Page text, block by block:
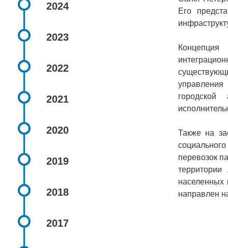
2024
2023
2022
2021
2020
2019
2018
2017
Его
городской
Также на
перевозок
населенных
направлен